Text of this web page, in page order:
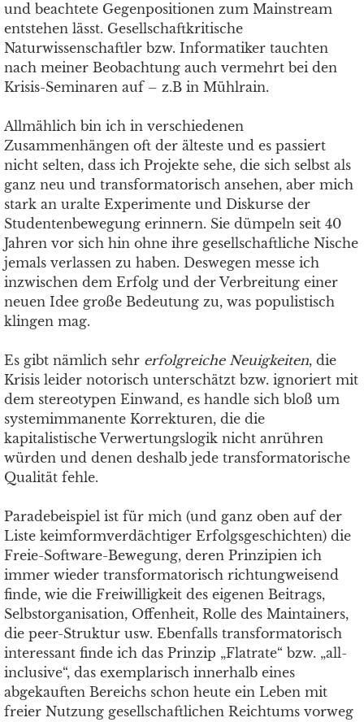
und beachtete Gegenpositionen zum Mainstream
entstehen lässt. Gesellschaftkritische
Naturwissenschaftler bzw. Informatiker tauchten
nach meiner Beobachtung auch vermehrt bei den
Krisis-Seminaren auf – z.B in Mühlrain.
Allmählich bin ich in verschiedenen
Zusammenhängen oft der älteste und es passiert
nicht selten, dass ich Projekte sehe, die sich selbst als
ganz neu und transformatorisch ansehen, aber mich
stark an uralte Experimente und Diskurse der
Studentenbewegung erinnern. Sie dümpeln seit 40
Jahren vor sich hin ohne ihre gesellschaftliche Nische
jemals verlassen zu haben. Deswegen messe ich
inzwischen dem Erfolg und der Verbreitung einer
neuen Idee große Bedeutung zu, was populistisch
klingen mag.
Es gibt nämlich sehr erfolgreiche Neuigkeiten, die
Krisis leider notorisch unterschätzt bzw. ignoriert mit
dem stereotypen Einwand, es handle sich bloß um
systemimmanente Korrekturen, die die
kapitalistische Verwertungslogik nicht anrühren
würden und denen deshalb jede transformatorische
Qualität fehle.
Paradebeispiel ist für mich (und ganz oben auf der
Liste keimformverdächtiger Erfolgsgeschichten) die
Freie-Software-Bewegung, deren Prinzipien ich
immer wieder transformatorisch richtungweisend
finde, wie die Freiwilligkeit des eigenen Beitrags,
Selbstorganisation, Offenheit, Rolle des Maintainers,
die peer-Struktur usw. Ebenfalls transformatorisch
interessant finde ich das Prinzip „Flatrate“ bzw. „all-
inclusive“, das exemplarisch innerhalb eines
abgekauften Bereichs schon heute ein Leben mit
freier Nutzung gesellschaftlichen Reichtums vorweg